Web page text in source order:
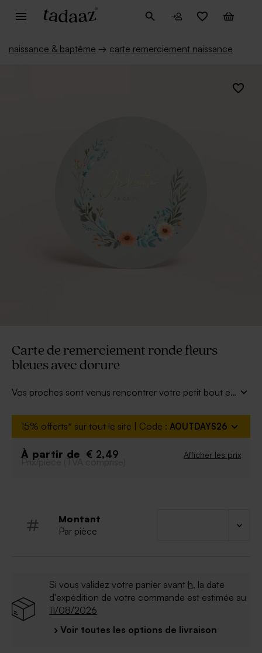
naissance & baptême → carte remerciement naissance
Carte de remerciement ronde fleurs
bleues avec dorure
Vos proches sont venus rencontrer votre petit bout et
naissance champêtre se personnalise et s'offre avec
tendresse.
15% offerts* sur tout le site | Code : AOUTDAYS26
À partir de € 2,49 Afficher les prix
Prix/pièce (TVA comprise)
Montant
Par pièce
Si vous validez votre panier avant h, la date
d'expédition de votre commande est estimée au
11/08/2026
› Voir toutes les options de livraison